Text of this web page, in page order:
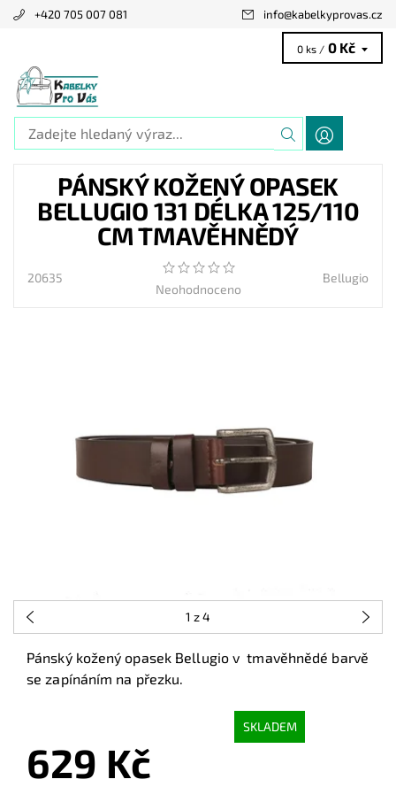
+420 705 007 081 info@kabelkyprovas.cz
0 ks / 0 Kč
PÁNSKÝ KOŽENÝ OPASEK
BELLUGIO 131 DÉLKA 125/110
CM TMAVĚHNĚDÝ
20635
Neohodnoceno
Bellugio
1 z 4
Pánský kožený opasek Bellugio v tmavěhnědé barvě
se zapínáním na přezku.
SKLADEM
629 Kč